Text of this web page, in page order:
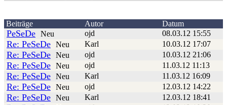
Beiträge Autor Datum
PeSeDe Neu ojd 08.03.12 15:55
Re: PeSeDe Neu Karl 10.03.12 17:07
Re: PeSeDe Neu ojd 10.03.12 21:06
Re: PeSeDe Neu ojd 11.03.12 11:13
Re: PeSeDe Neu Karl 11.03.12 16:09
Re: PeSeDe Neu ojd 12.03.12 14:22
Re: PeSeDe Neu Karl 12.03.12 18:41